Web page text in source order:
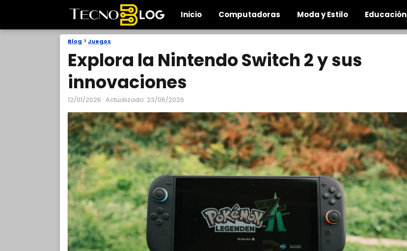
Inicio Computadoras Moda y Estilo Educación
Blog Juegos
Explora la Nintendo Switch 2 y sus
innovaciones
12/01/2026 · Actualizado: 23/06/2026